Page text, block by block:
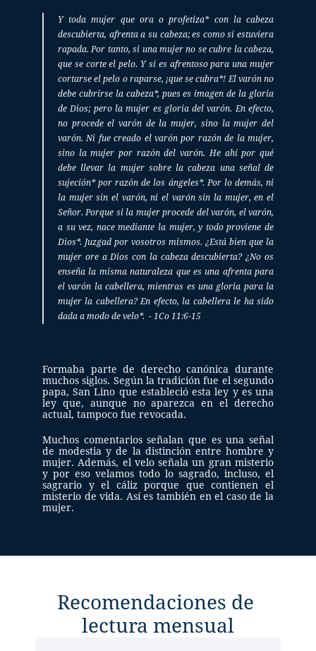
Y toda mujer que ora o profetiza* con la cabeza
descubierta, afrenta a su cabeza; es como si estuviera
rapada. Por tanto, si una mujer no se cubre la cabeza,
que se corte el pelo. Y si es afrentoso para una mujer
cortarse el pelo o raparse, ¡que se cubra*! El varón no
debe cubrirse la cabeza*, pues es imagen de la gloria
de Dios; pero la mujer es gloria del varón. En efecto,
no procede el varón de la mujer, sino la mujer del
varón. Ni fue creado el varón por razón de la mujer,
sino la mujer por razón del varón. He ahí por qué
debe llevar la mujer sobre la cabeza una señal de
sujeción* por razón de los ángeles*. Por lo demás, ni
la mujer sin el varón, ni el varón sin la mujer, en el
Señor. Porque si la mujer procede del varón, el varón,
a su vez, nace mediante la mujer, y todo proviene de
Dios*. Juzgad por vosotros mismos. ¿Está bien que la
mujer ore a Dios con la cabeza descubierta? ¿No os
enseña la misma naturaleza que es una afrenta para
el varón la cabellera, mientras es una gloria para la
mujer la cabellera? En efecto, la cabellera le ha sido
dada a modo de velo*.  - 1Co 11:6-15
Formaba parte de derecho canónica durante
muchos siglos. Según la tradición fue el segundo
papa, San Lino que estableció esta ley y es una
ley que, aunque no aparezca en el derecho
actual, tampoco fue revocada.
Muchos comentarios señalan que es una señal
de modestia y de la distinción entre hombre y
mujer. Además, el velo señala un gran misterio
y por eso velamos todo lo sagrado, incluso, el
sagrario y el cáliz porque que contienen el
misterio de vida. Así es también en el caso de la
mujer.
Recomendaciones de
lectura mensual